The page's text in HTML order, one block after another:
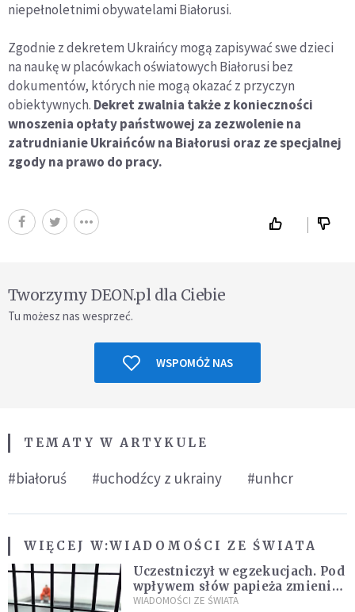
niepełnoletnimi obywatelami Białorusi.
Zgodnie z dekretem Ukraińcy mogą zapisywać swe dzieci
na naukę w placówkach oświatowych Białorusi bez
dokumentów, których nie mogą okazać z przyczyn
obiektywnych. Dekret zwalnia także z konieczności
wnoszenia opłaty państwowej za zezwolenie na
zatrudnianie Ukraińców na Białorusi oraz ze specjalnej
zgody na prawo do pracy.
Tworzymy DEON.pl dla Ciebie
Tu możesz nas wesprzeć.
WSPOMÓŻ NAS
TEMATY W ARTYKULE
#białoruś #uchodźcy z ukrainy #unhcr
WIĘCEJ W:WIADOMOŚCI ZE ŚWIATA
Uczestniczył w egzekucjach. Pod
wpływem słów papieża zmienił
zdanie
WIADOMOŚCI ZE ŚWIATA